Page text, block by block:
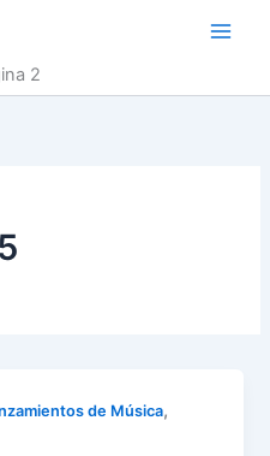
2
de Música,